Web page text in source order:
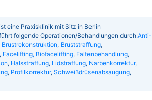
eine Praxisklinik mit Sitz in Berlin
folgende Operationen/Behandlungen durch:Anti-
Brustrekonstruktion, Bruststraffung,
Facelifting, Biofacelifting, Faltenbehandlung,
, Halsstraffung, Lidstraffung, Narbenkorrektur,
, Profilkorrektur, Schweißdrüsenabsaugung,